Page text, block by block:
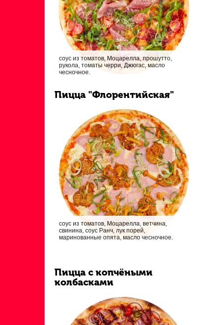
соус из томатов, Моцарелла, прошутто,
рукола, томаты черри, Джюгас, масло
чесночное.
Пицца "Флорентийская"
соус из томатов, Моцарелла, ветчина,
свинина, соус Ранч, лук порей,
маринованные опята, масло чесночное.
Пицца с копчёными
колбасками